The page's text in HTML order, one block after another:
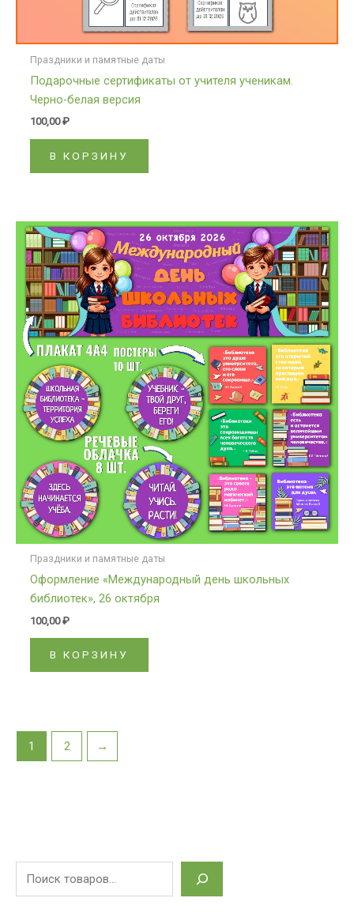
Праздники и памятные даты
Подарочные сертификаты от учителя ученикам.
Черно-белая версия
100,00₽
В КОРЗИНУ
Праздники и памятные даты
Оформление «Международный день школьных
библиотек», 26 октября
100,00₽
В КОРЗИНУ
1 2 →